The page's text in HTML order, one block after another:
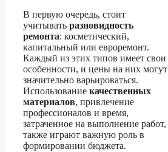
В первую очередь, стоит
учитывать разновидность
ремонта: косметический,
капитальный или евроремонт.
Каждый из этих типов имеет свои
особенности, и цены на них могут
значительно варьироваться.
Использование качественных
материалов, привлечение
профессионалов и время,
затраченное на выполнение работ,
также играют важную роль в
формировании бюджета.